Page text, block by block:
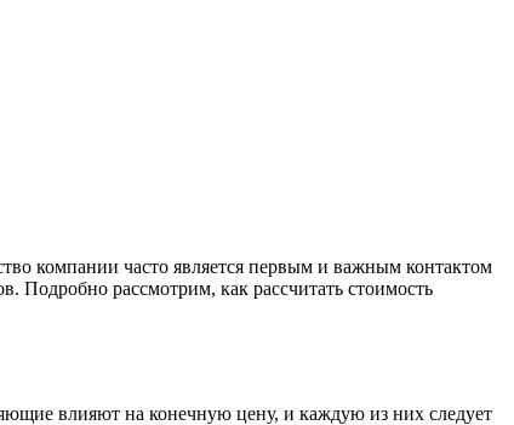
компании часто является первым и важным контактом
Подробно рассмотрим, как рассчитать стоимость
влияют на конечную цену, и каждую из них следует